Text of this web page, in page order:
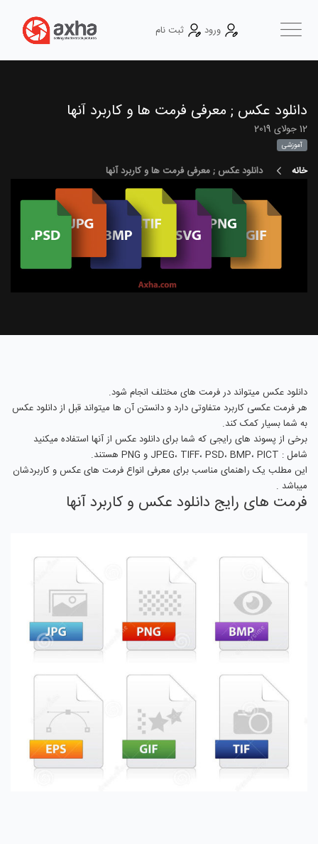
ورود ثبت نام
دانلود عکس ; معرفی فرمت ها و کاربرد آنها
12 جولای 2019
آموزشی
خانه دانلود عکس ; معرفی فرمت ها و کاربرد آنها
دانلود عکس میتواند در فرمت های مختلف انجام شود.
هر فرمت عکسی کاربرد متفاوتی دارد و دانستن آن ها میتواند قبل از دانلود عکس
به شما بسیار کمک کند.
برخی از پسوند های رایجی که شما برای دانلود عکس از آنها استفاده میکنید
شامل : JPEG، TIFF، PSD، BMP، PICT و PNG هستند.
این مطلب یک راهنمای مناسب برای معرفی انواع فرمت های عکس و کاربردشان
میباشد .
فرمت های رایج دانلود عکس و کاربرد آنها